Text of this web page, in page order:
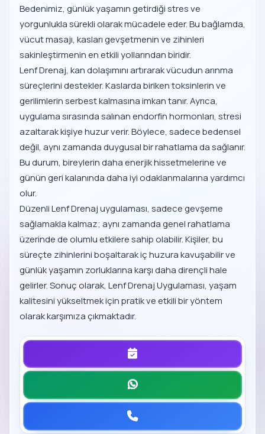
Bedenimiz, günlük yaşamın getirdiği stres ve
yorgunlukla sürekli olarak mücadele eder. Bu bağlamda,
vücut masajı, kasları gevşetmenin ve zihinleri
sakinleştirmenin en etkili yollarından biridir.
Lenf Drenaj, kan dolaşımını artırarak vücudun arınma
süreçlerini destekler. Kaslarda biriken toksinlerin ve
gerilimlerin serbest kalmasına imkan tanır. Ayrıca,
uygulama sırasında salınan endorfin hormonları, stresi
azaltarak kişiye huzur verir. Böylece, sadece bedensel
değil, aynı zamanda duygusal bir rahatlama da sağlanır.
Bu durum, bireylerin daha enerjik hissetmelerine ve
günün geri kalanında daha iyi odaklanmalarına yardımcı
olur.
Düzenli Lenf Drenaj uygulaması, sadece gevşeme
sağlamakla kalmaz; aynı zamanda genel rahatlama
üzerinde de olumlu etkilere sahip olabilir. Kişiler, bu
süreçte zihinlerini boşaltarak iç huzura kavuşabilir ve
günlük yaşamın zorluklarına karşı daha dirençli hale
gelirler. Sonuç olarak, Lenf Drenaj Uygulaması, yaşam
kalitesini yükseltmek için pratik ve etkili bir yöntem
olarak karşımıza çıkmaktadır.